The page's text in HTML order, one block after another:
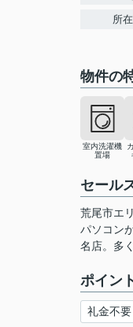
所
物件の
室内洗濯機
置場
セール
荒尾市エ
パソコン
名店。多
ポイン
礼金不要